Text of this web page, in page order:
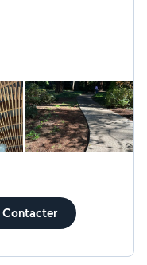
Contacter